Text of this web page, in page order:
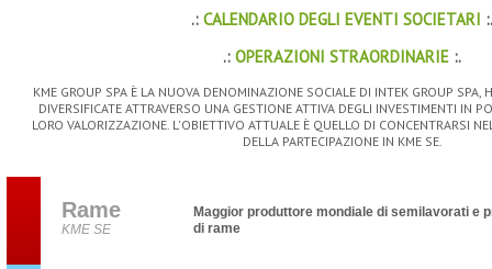
.:CALENDARIO DEGLI EVENTI SOCIETARI
.:OPERAZIONI STRAORDINARIE :.
KME GROUP SPA È LA NUOVA DENOMINAZIONE SOCIALE DI INTEK GROUP SPA,
DIVERSIFICATE ATTRAVERSO UNA GESTIONE ATTIVA DEGLI INVESTIMENTI IN
LORO VALORIZZAZIONE. L'OBIETTIVO ATTUALE È QUELLO DI CONCENTRARSI
DELLA PARTECIPAZIONE IN KME SE.
Rame
KME SE
Maggior produttore mondiale di semilavorati e
di rame